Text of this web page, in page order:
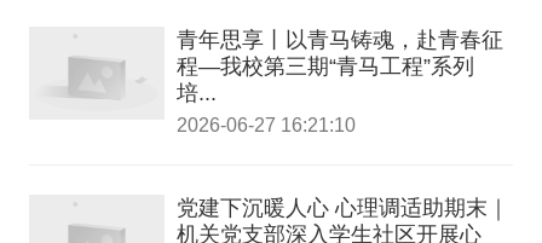
青年思享丨以青马铸魂，赴青春征
程—我校第三期“青马工程”系列
培...
2026-06-27 16:21:10
党建下沉暖人心 心理调适助期末｜
机关党支部深入学生社区开展心